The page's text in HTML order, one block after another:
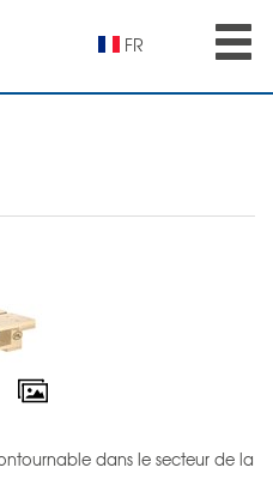
FR
dans le secteur de la